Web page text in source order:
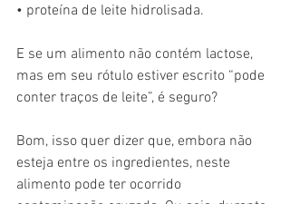
• proteína de leite hidrolisada.
E se um alimento não contém lactose,
mas em seu rótulo estiver escrito “pode
conter traços de leite”, é seguro?
Bom, isso quer dizer que, embora não
esteja entre os ingredientes, neste
alimento pode ter ocorrido